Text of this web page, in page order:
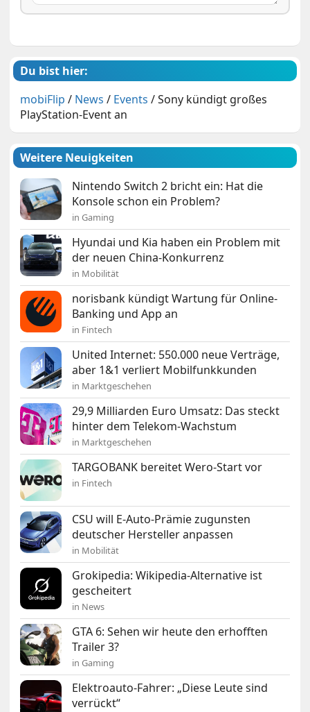
Du bist hier:
mobiFlip / News / Events /Sony kündigt großes
PlayStation-Event an
Weitere Neuigkeiten
Nintendo Switch 2 bricht ein: Hat die
Konsole schon ein Problem?
in Gaming
Hyundai und Kia haben ein Problem mit
der neuen China-Konkurrenz
in Mobilität
norisbank kündigt Wartung für Online-
Banking und App an
in Fintech
United Internet: 550.000 neue Verträge,
aber 1&1 verliert Mobilfunkkunden
in Marktgeschehen
29,9 Milliarden Euro Umsatz: Das steckt
hinter dem Telekom-Wachstum
in Marktgeschehen
TARGOBANK bereitet Wero-Start vor
in Fintech
CSU will E-Auto-Prämie zugunsten
deutscher Hersteller anpassen
in Mobilität
Grokipedia: Wikipedia-Alternative ist
gescheitert
in News
GTA 6: Sehen wir heute den erhofften
Trailer 3?
in Gaming
Elektroauto-Fahrer: „Diese Leute sind
verrückt“